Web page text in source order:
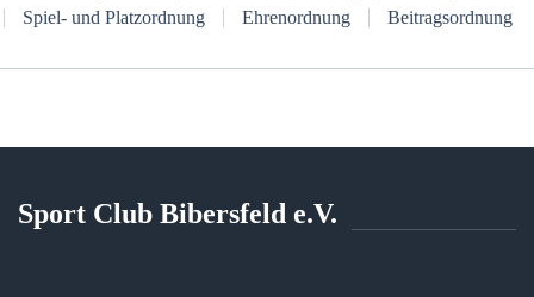
Spiel- und Platzordnung
Ehrenordnung Beitragsordnung
Sport Club Bibersfeld e.V.